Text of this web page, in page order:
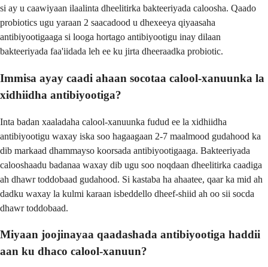
si ay u caawiyaan ilaalinta dheelitirka bakteeriyada caloosha. Qaado
probiotics ugu yaraan 2 saacadood u dhexeeya qiyaasaha
antibiyootigaaga si looga hortago antibiyootigu inay dilaan
bakteeriyada faa'iidada leh ee ku jirta dheeraadka probiotic.
Immisa ayay caadi ahaan socotaa calool-xanuunka la
xidhiidha antibiyootiga?
Inta badan xaaladaha calool-xanuunka fudud ee la xidhiidha
antibiyootigu waxay iska soo hagaagaan 2-7 maalmood gudahood ka
dib markaad dhammayso koorsada antibiyootigaaga. Bakteeriyada
calooshaadu badanaa waxay dib ugu soo noqdaan dheelitirka caadiga
ah dhawr toddobaad gudahood. Si kastaba ha ahaatee, qaar ka mid ah
dadku waxay la kulmi karaan isbeddello dheef-shiid ah oo sii socda
dhawr toddobaad.
Miyaan joojinayaa qaadashada antibiyootiga haddii
aan ku dhaco calool-xanuun?